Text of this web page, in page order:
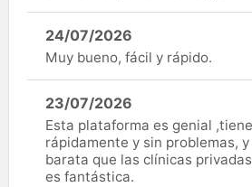
24/07/2026
Muy bueno, fácil y rápido.
23/07/2026
Esta plataforma es genial
rápidamente y sin problemas,
barata que las clínicas
es fantástica.